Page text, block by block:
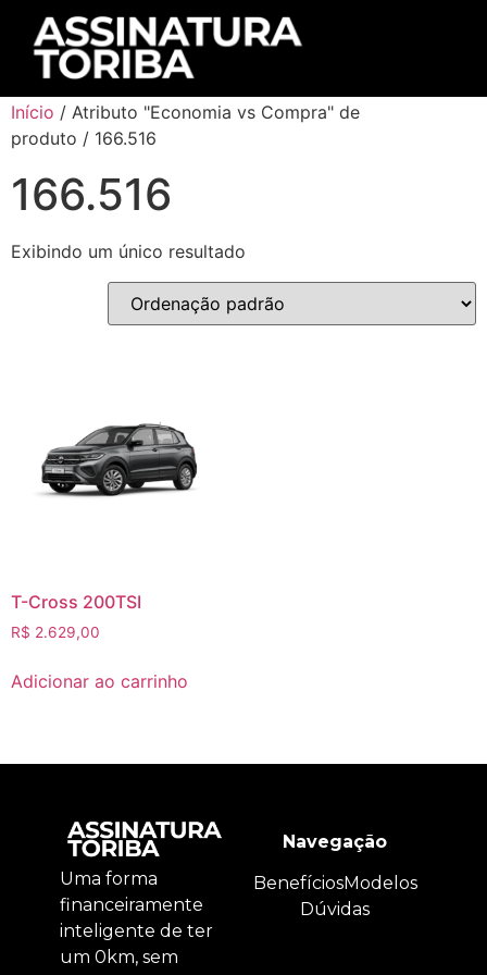
Início / Atributo "Economia vs Compra" de
produto / 166.516
166.516
Exibindo um único resultado
T-Cross 200TSI
R$ 2.629,00
Adicionar ao carrinho
Uma forma
financeiramente
inteligente de ter
um 0km, sem
Navegação
BenefíciosModelos
Dúvidas